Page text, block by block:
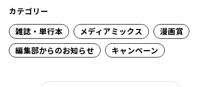
カテゴリー
雑誌・単行本
メディアミックス
漫画賞
編集部からのお知らせ
キャンペーン